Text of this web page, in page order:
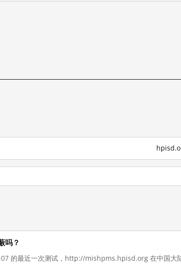
吗？
的最近一次测试，http://mishpms.hpisd.org 在中国大